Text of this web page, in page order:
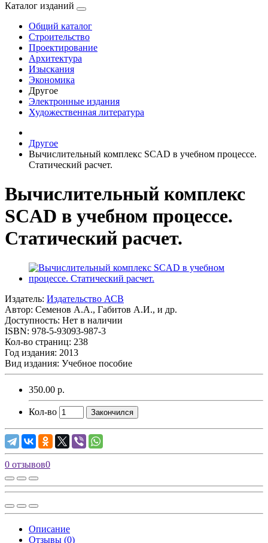
Каталог изданий
Общий каталог
Строительство
Проектирование
Архитектура
Изыскания
Экономика
Другое
Электронные издания
Художественная литература
Другое
Вычислительный комплекс SCAD в учебном процессе.
Статический расчет.
Вычислительный комплекс
SCAD в учебном процессе.
Статический расчет.
Издатель: Издательство АСВ
Автор: Семенов А.А., Габитов А.И., и др.
Доступность: Нет в наличии
ISBN: 978-5-93093-987-3
Кол-во страниц: 238
Год издания: 2013
Вид издания: Учебное пособие
350.00 р.
Кол-во Закончился
0 отзывов0
Описание
Отзывы (0)